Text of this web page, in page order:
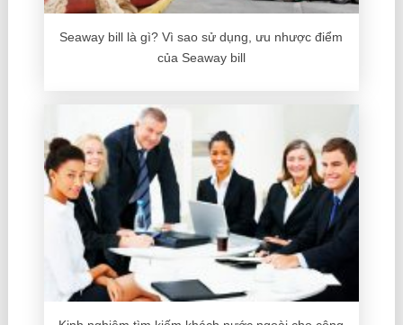
Seaway bill là gì? Vì sao sử dụng, ưu nhược điểm
của Seaway bill